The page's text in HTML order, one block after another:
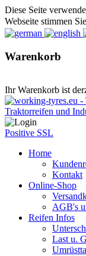
Diese Seite
Webseite stimmen
Warenkorb
Ihr Warenkorb ist
Positive SSL
Home
Kontakt
Online-Shop
AGB's
Reifen Infos
Last u.